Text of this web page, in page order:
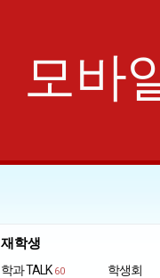
모바
재학생
학과 TALK 60
학생회